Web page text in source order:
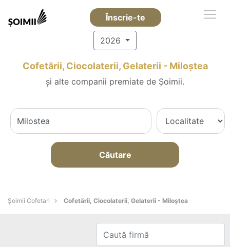
Înscrie-te
2026
Cofetării, Ciocolaterii, Gelaterii - Miloştea
și alte companii premiate de Șoimii.
Căutare
Șoimii Cofetari Cofetării, Ciocolaterii, Gelaterii - Miloştea